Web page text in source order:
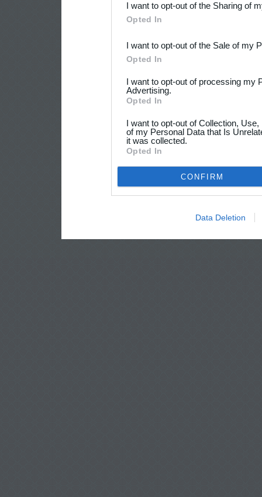
Downstream Participants
third parties.
I want to opt-out of the Sharing of
Opted In
I want to opt-out of the Sale of my
Opted In
I want to opt-out of processing my
Advertising.
Opted In
I want to opt-out of Collection,
of my Personal Data that Is
it was collected.
Opted In
CONFIRM
Data Deletion